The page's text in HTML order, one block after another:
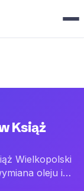
Książ
Wielkopolski
oleju i